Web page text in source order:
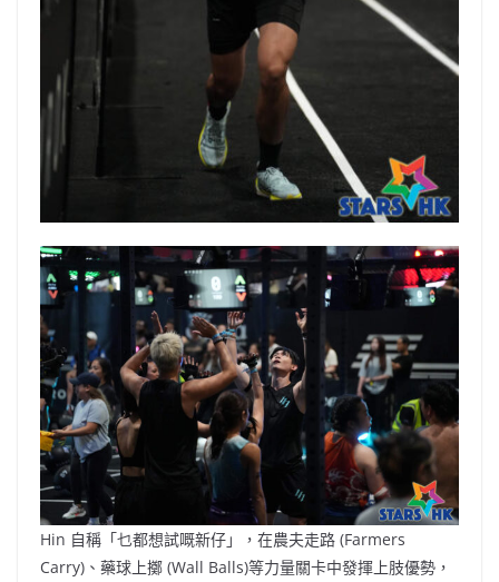
Hin 自稱「乜都想試嘅新仔」，在農夫走路 (Farmers
Carry)、藥球上擲 (Wall Balls)等力量關卡中發揮上肢優勢，